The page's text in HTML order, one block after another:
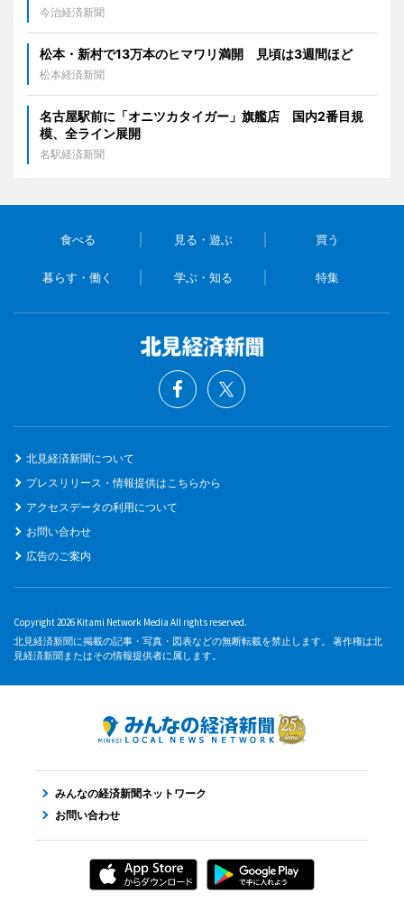
今治経済新聞
松本・新村で13万本のヒマワリ満開 見頃は3週間ほど
松本経済新聞
名古屋駅前に「オニツカタイガー」旗艦店 国内2番目規
模、全ライン展開
名駅経済新聞
食べる 見る・遊ぶ 買う
暮らす・働く 学ぶ・知る 特集
北見経済新聞について
プレスリリース・情報提供はこちらから
アクセスデータの利用について
お問い合わせ
広告のご案内
Copyright 2026 Kitami Network Media All rights reserved.
北見経済新聞に掲載の記事・写真・図表などの無断転載を禁止します。 著作権は北
見経済新聞またはその情報提供者に属します。
みんなの経済新聞ネットワーク
お問い合わせ